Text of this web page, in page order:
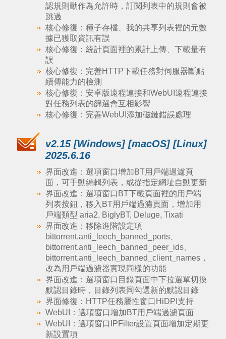
認規則動作為允許時，訂閱列表中的規則會被
跳過
核心修復：種子存檔、我的共享列表裡的元數
據已獲取資訊有誤
核心修復：統計頁面裡的累計上傳、下載量有
誤
核心修復：完善HTTP下載任務對伺服器斷點
續傳能力的檢測
核心修復：安卓版遠程連接和WebUI遠程連接
對任務列表的篩選會互相影響
核心修復：完善WebUI添加磁鏈錯誤處理
v2.15 [Windows] [macOS] [Linux]
2025.6.16
界面改進：選項窗口增加BT用戶端過濾頁
面，可手動編輯列表，或從指定網址自動更新
界面改進：選項窗口BT下載頁面裡的用戶端
列表按鈕，移入BT用戶端過濾頁面，增加用
戶端類型 aria2, BiglyBT, Deluge, Tixati
界面改進：移除進階設定項
bittorrent.anti_leech_banned_ports、
bittorrent.anti_leech_banned_peer_ids、
bittorrent.anti_leech_banned_client_names，
改為用戶端過濾器實現同樣的功能
界面改進：選項窗口目錄頁面中下拉選單切換
默認目錄時，目錄列表同勾選新的默認目錄
界面修復：HTTP任務屬性窗口HiDPI支持
WebUI：選項窗口增加BT用戶端過濾頁面
WebUI：選項窗口IPFilter設置頁面增加定期更
新設置項